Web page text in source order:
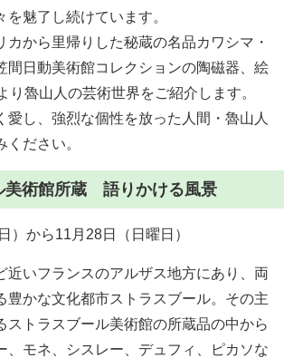
魅了し続けています。
カから里帰りした秘蔵の名品カワシマ・
間日動美術館コレクションの陶磁器、絵
り魯山人の芸術世界をご紹介します。
愛し、強烈な個性を放った人間・魯山人
ださい。
美術館所蔵 語りかける風景
）から11月28日（日曜日）
近いフランスのアルザス地方にあり、両
豊かな文化都市ストラスブール。その主
ストラスブール美術館の所蔵品の中から
、モネ、シスレー、デュフィ、ピカソな